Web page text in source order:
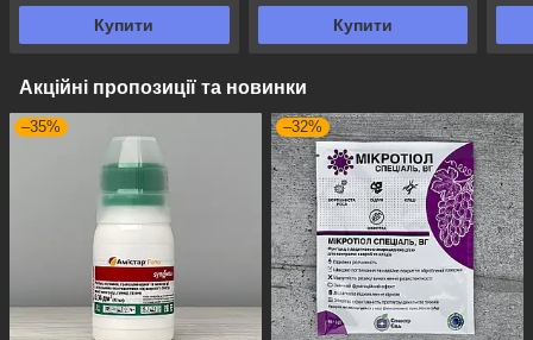
Купити Купити
Акційні пропозиції та новинки
–35% –32%